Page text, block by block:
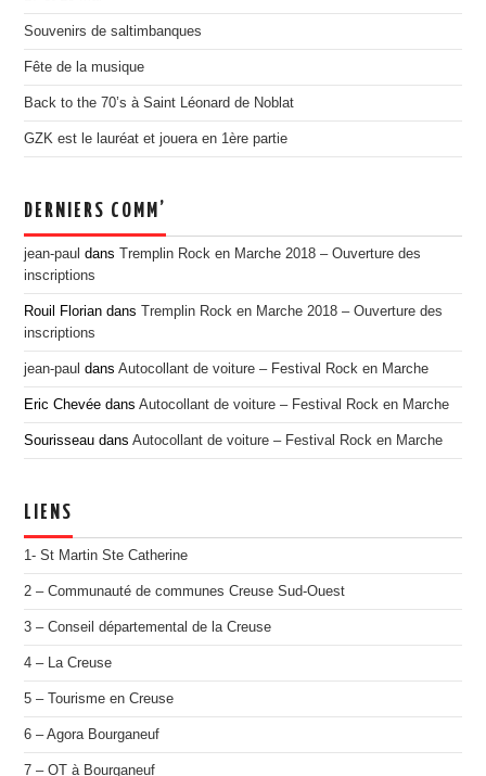
Souvenirs de saltimbanques
Fête de la musique
Back to the 70’s à Saint Léonard de Noblat
GZK est le lauréat et jouera en 1ère partie
DERNIERS COMM’
jean-paul dans
Tremplin Rock en Marche 2018 – Ouverture des
inscriptions
Rouil Florian dans
Tremplin Rock en Marche 2018 – Ouverture des
inscriptions
jean-paul dansAutocollant de voiture – Festival Rock en Marche
Eric Chevée dansAutocollant de voiture – Festival Rock en Marche
Sourisseau dansAutocollant de voiture – Festival Rock en Marche
LIENS
1- St Martin Ste Catherine
2 – Communauté de communes Creuse Sud-Ouest
3 – Conseil départemental de la Creuse
4 – La Creuse
5 – Tourisme en Creuse
6 – Agora Bourganeuf
7 – OT à Bourganeuf